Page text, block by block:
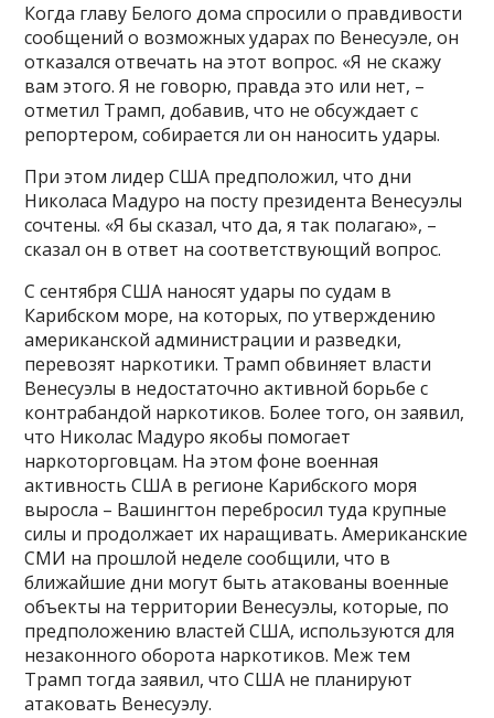
Когда главу Белого дома спросили о правдивости
сообщений о возможных ударах по Венесуэле, он
отказался отвечать на этот вопрос. «Я не скажу
вам этого. Я не говорю, правда это или нет, –
отметил Трамп, добавив, что не обсуждает с
репортером, собирается ли он наносить удары.
При этом лидер США предположил, что дни
Николаса Мадуро на посту президента Венесуэлы
сочтены. «Я бы сказал, что да, я так полагаю», –
сказал он в ответ на соответствующий вопрос.
С сентября США наносят удары по судам в
Карибском море, на которых, по утверждению
американской администрации и разведки,
перевозят наркотики. Трамп обвиняет власти
Венесуэлы в недостаточно активной борьбе с
контрабандой наркотиков. Более того, он заявил,
что Николас Мадуро якобы помогает
наркоторговцам. На этом фоне военная
активность США в регионе Карибского моря
выросла – Вашингтон перебросил туда крупные
силы и продолжает их наращивать. Американские
СМИ на прошлой неделе сообщили, что в
ближайшие дни могут быть атакованы военные
объекты на территории Венесуэлы, которые, по
предположению властей США, используются для
незаконного оборота наркотиков. Меж тем
Трамп тогда заявил, что США не планируют
атаковать Венесуэлу.